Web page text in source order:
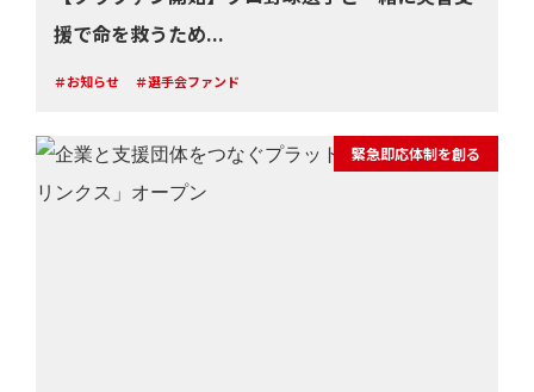
援で命を救うため...
＃お知らせ ＃選手会ファンド
緊急即応体制を創る